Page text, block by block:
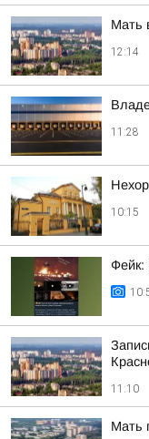
Мать
12:14
11:28
10:15
Фейк:
11:10
Мать